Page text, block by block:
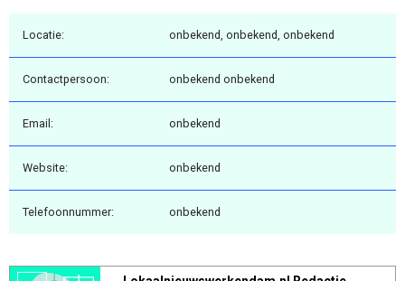
Locatie: onbekend, onbekend, onbekend
Contactpersoon: onbekend onbekend
Email: onbekend
Website: onbekend
Telefoonnummer: onbekend